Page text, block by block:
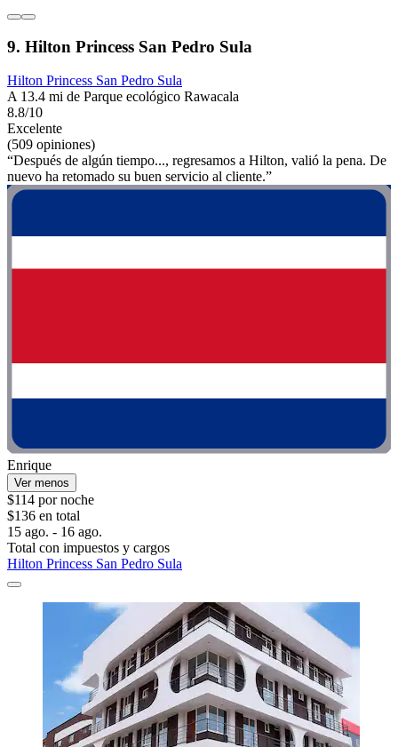
9. Hilton Princess San Pedro Sula
Hilton Princess San Pedro Sula
A 13.4 mi de Parque ecológico Rawacala
8.8/10
Excelente
(509 opiniones)
“Después de algún tiempo..., regresamos a Hilton, valió la pena. De
nuevo ha retomado su buen servicio al cliente.”
Enrique
Ver menos
$114 por noche
$136 en total
15 ago. - 16 ago.
Total con impuestos y cargos
Hilton Princess San Pedro Sula